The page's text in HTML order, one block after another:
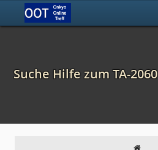
Suche Hilfe zum TA-2060